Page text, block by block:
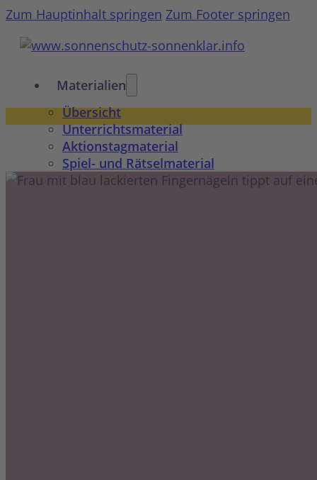
Zum Hauptinhalt springen Zum Footer springen
Materialien
Übersicht
Unterrichtsmaterial
Aktionstagmaterial
Spiel- und Rätselmaterial